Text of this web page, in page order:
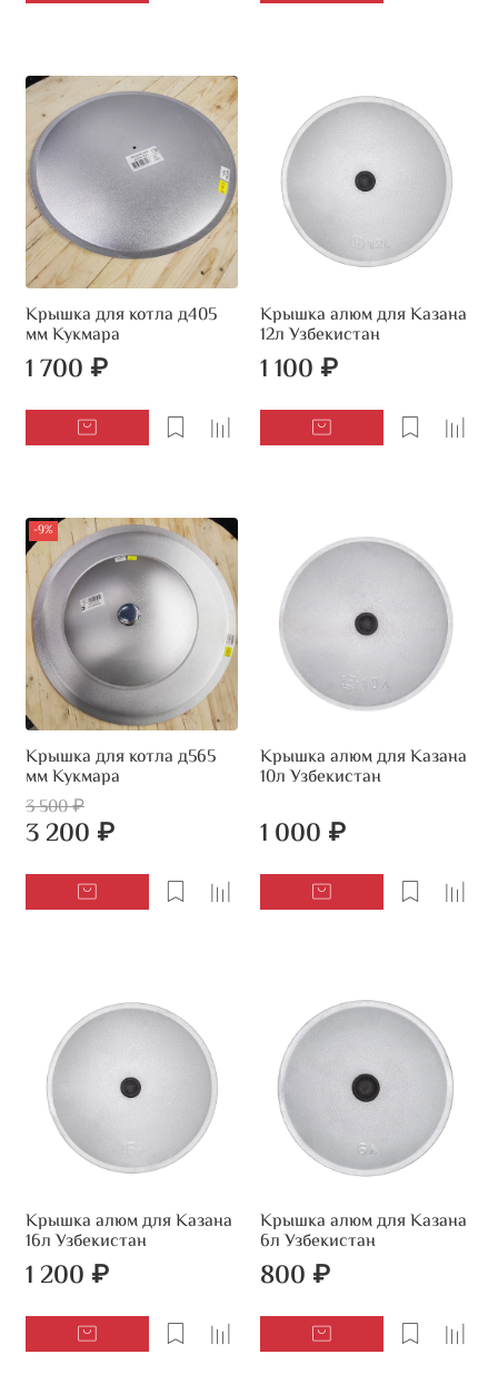
Крышка для котла д405
мм Кукмара
1 700 ₽
Крышка алюм для Казана
12л Узбекистан
1 100 ₽
-9%
Крышка для котла д565
мм Кукмара
3 500 ₽
3 200 ₽
Крышка алюм для Казана
10л Узбекистан
1 000 ₽
Крышка алюм для Казана
16л Узбекистан
1 200 ₽
Крышка алюм для Казана
6л Узбекистан
800 ₽